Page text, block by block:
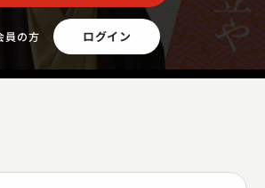
員の方 ログイン